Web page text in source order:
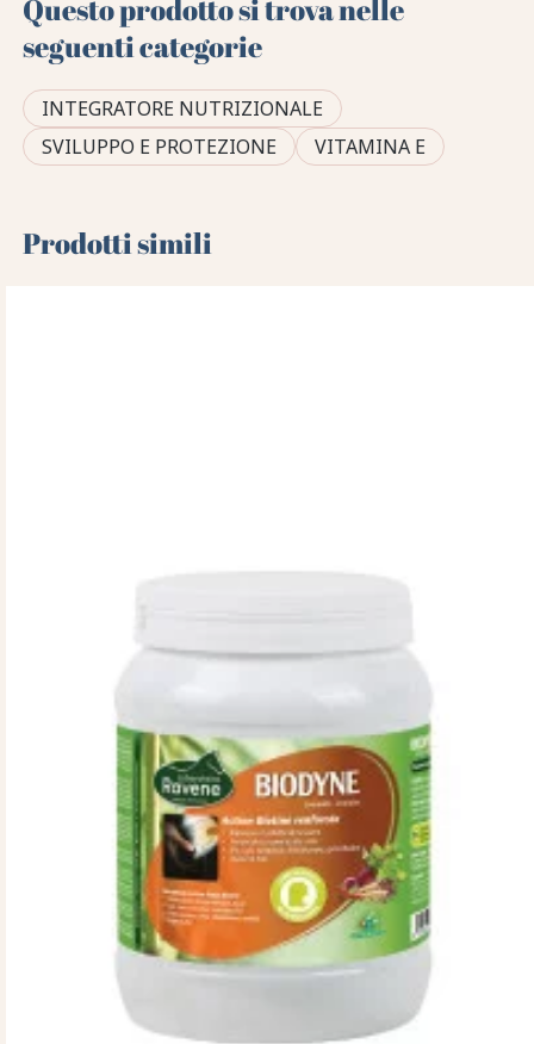
Questo prodotto si trova nelle
seguenti categorie
INTEGRATORE NUTRIZIONALE
SVILUPPO E PROTEZIONE
VITAMINA E
Prodotti simili